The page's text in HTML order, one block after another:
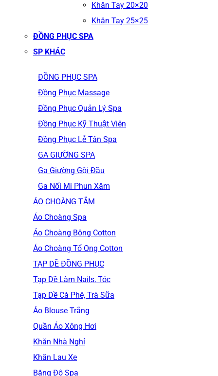
Khăn Tay 20×20
Khăn Tay 25×25
ĐỒNG PHỤC SPA
SP KHÁC
ĐỒNG PHỤC SPA
Đồng Phục Massage
Đồng Phục Quản Lý Spa
Đồng Phục Kỹ Thuật Viên
Đồng Phục Lễ Tân Spa
GA GIƯỜNG SPA
Ga Giường Gội Đầu
Ga Nối Mi Phun Xăm
ÁO CHOÀNG TẮM
Áo Choàng Spa
Áo Choàng Bông Cotton
Áo Choàng Tổ Ong Cotton
TẠP DỀ ĐỒNG PHỤC
Tạp Dề Làm Nails, Tóc
Tạp Dề Cà Phê, Trà Sữa
Áo Blouse Trắng
Quần Áo Xông Hơi
Khăn Nhà Nghỉ
Khăn Lau Xe
Băng Đô Spa